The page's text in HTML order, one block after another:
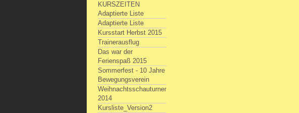
KURSZEITEN
Adaptierte Liste
Adaptierte Liste
Kursstart Herbst 2015
Trainerausflug
Das war der
Ferienspaß 2015
Sommerfest - 10 Jahre
Bewegungsverein
Weihnachtsschauturnen
2014
Kursliste_Version2